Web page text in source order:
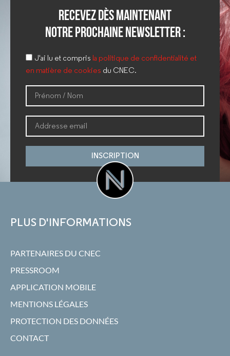
Recevez dès maintenant
notre prochaine newsletter :
J'ai lu et compris la politique de confidentialité et
en matière de cookies du CNEC.
INSCRIPTION
PLUS D'INFORMATIONS
PARTENAIRES DU CNEC
PRESSROOM
APPLICATION MOBILE
MENTIONS LÉGALES
PROTECTION DES DONNÉES
CONTACT